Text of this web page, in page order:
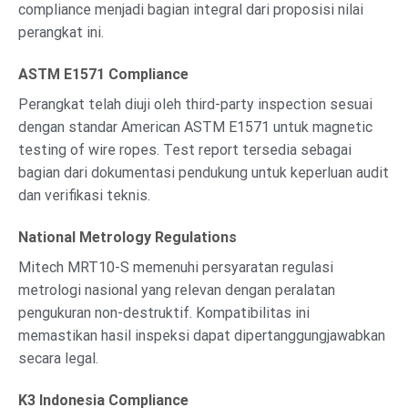
compliance menjadi bagian integral dari proposisi nilai
perangkat ini.
ASTM E1571 Compliance
Perangkat telah diuji oleh third-party inspection sesuai
dengan standar American ASTM E1571 untuk magnetic
testing of wire ropes. Test report tersedia sebagai
bagian dari dokumentasi pendukung untuk keperluan audit
dan verifikasi teknis.
National Metrology Regulations
Mitech MRT10-S memenuhi persyaratan regulasi
metrologi nasional yang relevan dengan peralatan
pengukuran non-destruktif. Kompatibilitas ini
memastikan hasil inspeksi dapat dipertanggungjawabkan
secara legal.
K3 Indonesia Compliance